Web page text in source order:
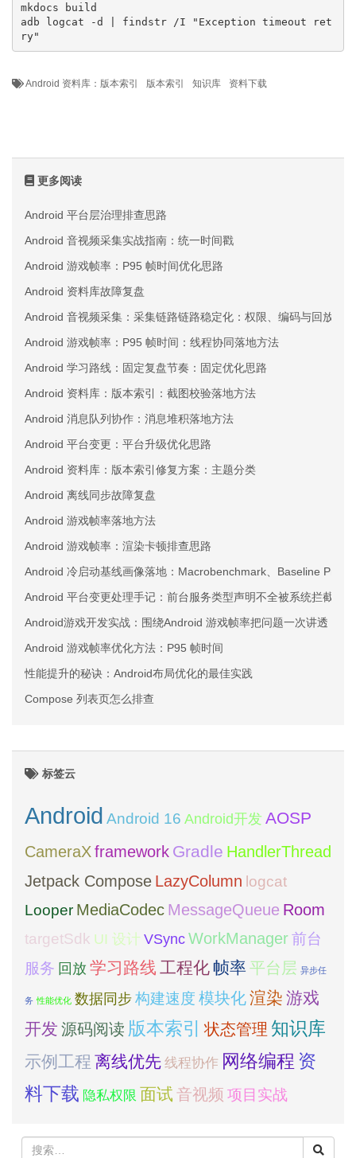
mkdocs build
adb logcat -d | findstr /I "Exception timeout ret
ry"
Android 资料库：版本索引 版本索引 知识库 资料下载
更多阅读
Android 平台层治理排查思路
Android 音视频采集实战指南：统一时间戳
Android 游戏帧率：P95 帧时间优化思路
Android 资料库故障复盘
Android 音视频采集：采集链路链路稳定化：权限、编码与回放三
Android 游戏帧率：P95 帧时间：线程协同落地方法
Android 学习路线：固定复盘节奏：固定优化思路
Android 资料库：版本索引：截图校验落地方法
Android 消息队列协作：消息堆积落地方法
Android 平台变更：平台升级优化思路
Android 资料库：版本索引修复方案：主题分类
Android 离线同步故障复盘
Android 游戏帧率落地方法
Android 游戏帧率：渲染卡顿排查思路
Android 冷启动基线画像落地：Macrobenchmark、Baseline
Android 平台变更处理手记：前台服务类型声明不全被系统拦截这
Android游戏开发实战：围绕Android 游戏帧率把问题一次讲透
Android 游戏帧率优化方法：P95 帧时间
性能提升的秘诀：Android布局优化的最佳实践
Compose 列表页怎么排查
标签云
Android Android 16 Android开发 AOSP
CameraXframework Gradle HandlerThread
Jetpack Compose LazyColumn logcat
Looper MediaCodec MessageQueue Room
targetSdk UI 设计 VSyncWorkManager前台
服务 回放 学习路线 工程化帧率 平台层 异步任
务 性能优化 数据同步 构建速度 模块化渲染 游戏
开发 源码阅读 版本索引 状态管理 知识库
示例工程 离线优先 线程协作 网络编程 资
料下载 隐私权限 面试 音视频 项目实战